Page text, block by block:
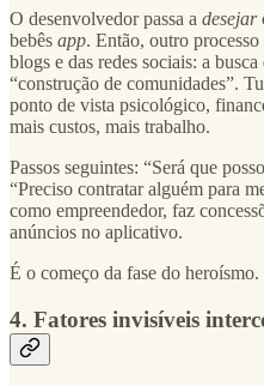
O desenvolvedor passa a desejar
bebês app. Então, outro
blogs e das redes sociais: a
“construção de comunidades”.
ponto de vista psicológico,
mais custos, mais trabalho.
Passos seguintes: “Será que
“Preciso contratar alguém para
como empreendedor, faz
anúncios no aplicativo.
É o começo da fase do heroísmo.
4. Fatores invisíveis